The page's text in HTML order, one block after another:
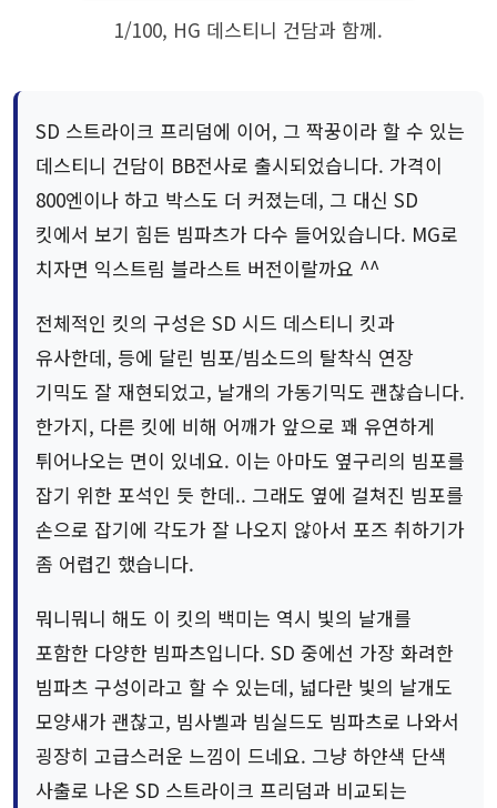
1/100, HG 데스티니 건담과 함께.
SD 스트라이크 프리덤에 이어, 그 짝꿍이라 할 수 있는
데스티니 건담이 BB전사로 출시되었습니다. 가격이
800엔이나 하고 박스도 더 커졌는데, 그 대신 SD
킷에서 보기 힘든 빔파츠가 다수 들어있습니다. MG로
치자면 익스트림 블라스트 버전이랄까요 ^^
전체적인 킷의 구성은 SD 시드 데스티니 킷과
유사한데, 등에 달린 빔포/빔소드의 탈착식 연장
기믹도 잘 재현되었고, 날개의 가동기믹도 괜찮습니다.
한가지, 다른 킷에 비해 어깨가 앞으로 꽤 유연하게
튀어나오는 면이 있네요. 이는 아마도 옆구리의 빔포를
잡기 위한 포석인 듯 한데.. 그래도 옆에 걸쳐진 빔포를
손으로 잡기에 각도가 잘 나오지 않아서 포즈 취하기가
좀 어렵긴 했습니다.
뭐니뭐니 해도 이 킷의 백미는 역시 빛의 날개를
포함한 다양한 빔파츠입니다. SD 중에선 가장 화려한
빔파츠 구성이라고 할 수 있는데, 넓다란 빛의 날개도
모양새가 괜찮고, 빔사벨과 빔실드도 빔파츠로 나와서
굉장히 고급스러운 느낌이 드네요. 그냥 하얀색 단색
사출로 나온 SD 스트라이크 프리덤과 비교되는